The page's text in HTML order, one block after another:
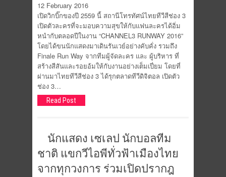
12 February 2016
เปิดวิกบิ๊กของปี 2559 นี้ สถานีโทรทัศน์ไทยทีวีสีช่อง 3
เปิดตัวละครที่จะมอบความสุขให้กับแฟนละครได้อิ่ม
หนำกับตลอดปีในงาน “CHANNEL3 RUNWAY 2016”
โดยได้ขนนักแสดงมาเดินรันเวย์อย่างคับคั่ง รวมถึง
Finale Run Way จากทีมผู้จัดละคร และ ผู้บริหาร ที่
สร้างสีสันและรอยอ้มให้กับงานอย่างเต็มเปี่ยม โดยที่
ผ่านมาไทยทีวีสีช่อง 3 ได้รุกตลาดทีวีดิจิตอล เปิดตัว
ช่อง 3…
Read Post
​นักแสดง เซเลป นักบอลทีม
ชาติ แขกวีไอพีทั่วฟ้าเมืองไทย
จากทุกวงการ ร่วมเปิดปรากฎ